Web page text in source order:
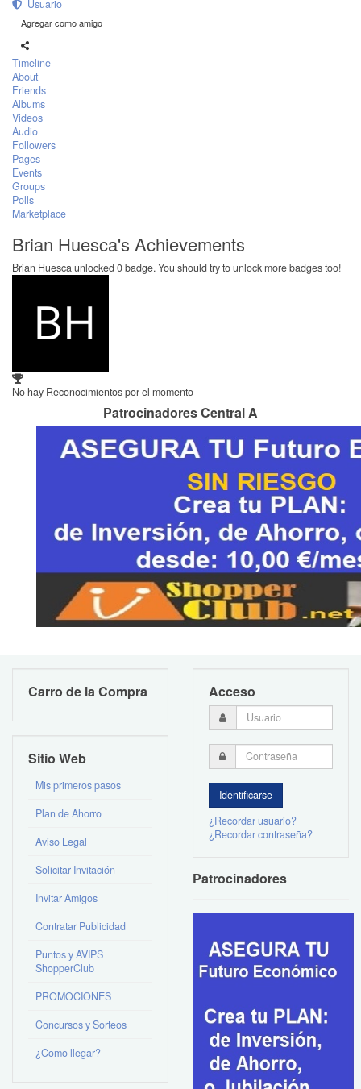
Usuario
Agregar como amigo
Timeline
About
Friends
Albums
Videos
Audio
Followers
Pages
Events
Groups
Polls
Marketplace
Brian Huesca's Achievements
Brian Huesca unlocked 0 badge. You should try to unlock more badges too!
No hay Reconocimientos por el momento
Patrocinadores Central A
Carro de la Compra
Sitio Web
Mis primeros pasos
Plan de Ahorro
Aviso Legal
Solicitar Invitación
Invitar Amigos
Contratar Publicidad
Puntos y AVIPS
ShopperClub
PROMOCIONES
Concursos y Sorteos
¿Como llegar?
Acceso
¿Recordar usuario?
¿Recordar contraseña?
Patrocinadores